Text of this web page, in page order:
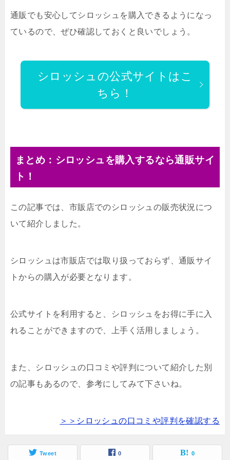
通販でも安心してシロッシュを購入できるようになっ
ているので、ぜひ確認しておくと良いでしょう。
シロッシュの公式サイトはこ
ちら！
まとめ：シロッシュを購入するなら通販サイ
ト！
この記事では、市販店でのシロッシュの販売状況につ
いて紹介しました。
シロッシュは市販店では取り扱っておらず、通販サイ
トからの購入が必要となります。
公式サイトを利用すると、シロッシュをお得に手に入
れることができますので、上手く活用しましょう。
また、シロッシュの口コミや評判について紹介した別
の記事もあるので、参考にしてみて下さいね。
＞＞シロッシュの口コミや評判を確認する
Tweet 0 0